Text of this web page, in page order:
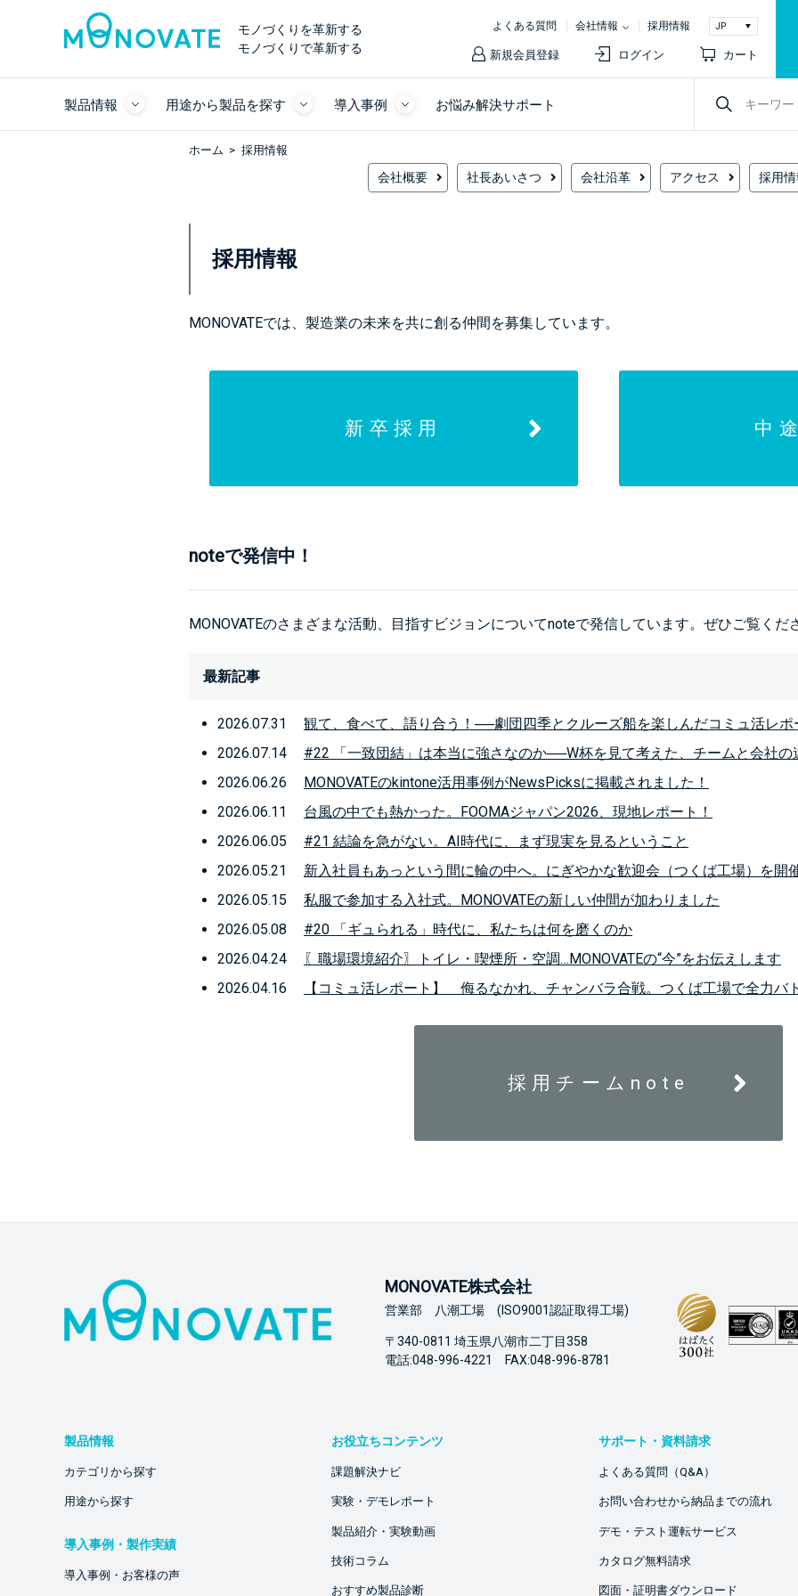
モノづくりを革新する
モノづくりで革新する
よくある質問 会社情報 採用情報
新規会員登録 ログイン カート
製品情報 用途から製品を探す 導入事例 お悩み解決サポート
ホーム 採用情報
会社概要 社長あいさつ 会社沿革 アクセス 採用情
採用情報
MONOVATEでは、製造業の未来を共に創る仲間を募集しています。
新卒採用 中
noteで発信中！
MONOVATEのさまざまな活動、目指すビジョンについてnoteで発信しています。ぜひご覧くだ
最新記事
2026.07.31
観て、食べて、語り合う！──劇団四季とクルーズ船を楽しんだコミュ活レポ
2026.07.14
#22 「一致団結」は本当に強さなのか──W杯を見て考えた、チームと会社の
2026.06.26
MONOVATEのkintone活用事例がNewsPicksに掲載されました！
2026.06.11
台風の中でも熱かった。FOOMAジャパン2026、現地レポート！
2026.06.05
#21 結論を急がない。AI時代に、まず現実を見るということ
2026.05.21
新入社員もあっという間に輪の中へ。にぎやかな歓迎会（つくば工場）を開
2026.05.15
私服で参加する入社式。MONOVATEの新しい仲間が加わりました
2026.05.08
#20 「ギュられる」時代に、私たちは何を磨くのか
2026.04.24
〖職場環境紹介〗トイレ・喫煙所・空調…MONOVATEの“今”をお伝えします
2026.04.16
【コミュ活レポート】 侮るなかれ、チャンバラ合戦。つくば工場で全力バ
採用チームnote
MONOVATE株式会社
営業部 八潮工場 (ISO9001認証取得工場)
〒340-0811 埼玉県八潮市二丁目358
電話:048-996-4221 FAX:048-996-8781
製品情報
カテゴリから探す
用途から探す
導入事例・製作実績
導入事例・お客様の声
お役立ちコンテンツ
課題解決ナビ
実験・デモレポート
製品紹介・実験動画
技術コラム
おすすめ製品診断
サポート・資料請求
よくある質問（Q&A）
お問い合わせから納品までの流れ
デモ・テスト運転サービス
カタログ無料請求
図面・証明書ダウンロード